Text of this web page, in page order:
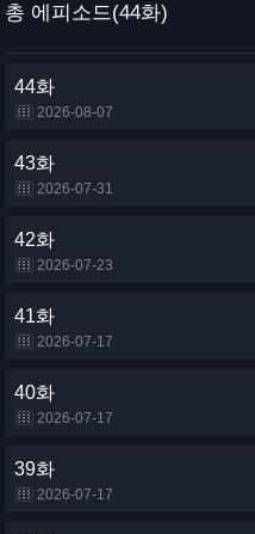
총 에피소드(44화)
44화
2026-08-07
43화
2026-07-31
42화
2026-07-23
41화
2026-07-17
40화
2026-07-17
39화
2026-07-17